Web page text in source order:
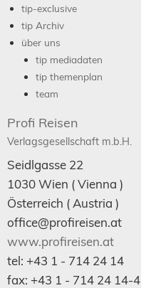
tip-exclusive
tip Archiv
über uns
tip mediadaten
tip themenplan
team
Profi Reisen
Verlagsgesellschaft m.b.H.
Seidlgasse 22
1030Wien ( Vienna )
Österreich ( Austria )
office@profireisen.at
www.profireisen.at
tel: +43 1 - 714 24 14
fax: +43 1 - 714 24 14-4